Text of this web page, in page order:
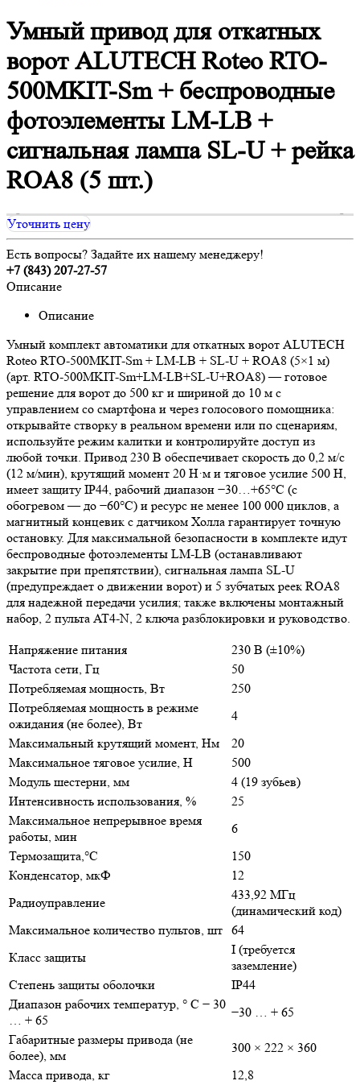
Умный привод для откатных
ворот ALUTECH Roteo RTO-
500MKIT-Sm + беспроводные
фотоэлементы LM-LB +
сигнальная лампа SL-U + рейка
ROA8 (5 шт.)
Уточнить цену
Есть вопросы? Задайте их нашему менеджеру!
+7 (843) 207-27-57
Описание
Описание
Умный комплект автоматики для откатных ворот ALUTECH
Roteo RTO-500MKIT-Sm + LM-LB + SL-U + ROA8 (5×1 м)
(арт. RTO-500MKIT-Sm+LM-LB+SL-U+ROA8) — готовое
решение для ворот до 500 кг и шириной до 10 м с
управлением со смартфона и через голосового помощника:
открывайте створку в реальном времени или по сценариям,
используйте режим калитки и контролируйте доступ из
любой точки. Привод 230 В обеспечивает скорость до 0,2 м/с
(12 м/мин), крутящий момент 20 Н·м и тяговое усилие 500 Н,
имеет защиту IP44, рабочий диапазон −30…+65°C (с
обогревом — до −60°C) и ресурс не менее 100 000 циклов, а
магнитный концевик с датчиком Холла гарантирует точную
остановку. Для максимальной безопасности в комплекте идут
беспроводные фотоэлементы LM-LB (останавливают
закрытие при препятствии), сигнальная лампа SL-U
(предупреждает о движении ворот) и 5 зубчатых реек ROA8
для надежной передачи усилия; также включены монтажный
набор, 2 пульта AT4-N, 2 ключа разблокировки и руководство.
Напряжение питания
230 В (±10%)
Частота сети, Гц
50
Потребляемая мощность, Вт
250
Потребляемая мощность в режиме
ожидания (не более), Вт
4
Максимальный крутящий момент, Нм
20
Максимальное тяговое усилие, Н
500
Модуль шестерни, мм
4 (19 зубьев)
Интенсивность использования, %
25
Максимальное непрерывное время
работы, мин
6
Термозащита,°C
150
Конденсатор, мкФ
12
Радиоуправление
433,92 МГц
(динамический код)
Максимальное количество пультов, шт 64
Класс защиты
I (требуется
заземление)
Степень защиты оболочки
IP44
Диапазон рабочих температур, ° C − 30
… + 65
−30 … + 65
Габаритные размеры привода (не
более), мм
300 × 222 × 360
Масса привода, кг
12,8